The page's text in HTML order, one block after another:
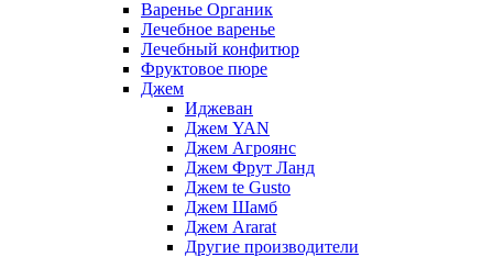
Варенье Органик
Лечебное варенье
Лечебный конфитюр
Фруктовое пюре
Джем
Иджеван
Джем YAN
Джем Агроянс
Джем Фрут Ланд
Джем te Gusto
Джем Шамб
Джем Ararat
Другие производители